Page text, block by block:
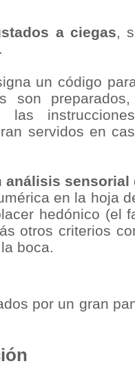
a ciegas,
un código
son
las
servidos en
análisis sensorial
en la hoja
hedónico (el
otros criterios
boca.
por un gran